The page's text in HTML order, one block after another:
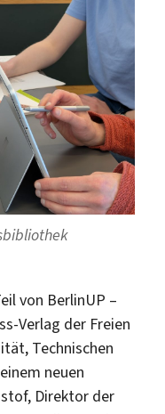
von BerlinUP –
Verlag der Freien
Technischen
neuen
Direktor der